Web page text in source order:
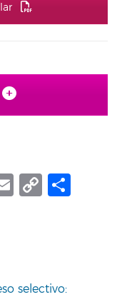
Email
Copy
selectivo: